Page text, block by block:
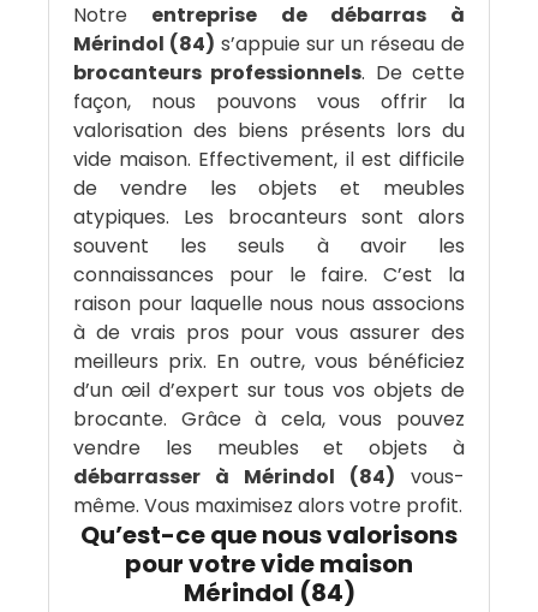
Notre entreprise de débarras à
Mérindol (84) s’appuie sur un réseau de
brocanteurs professionnels. De cette
façon, nous pouvons vous offrir la
valorisation des biens présents lors du
vide maison. Effectivement, il est difficile
de vendre les objets et meubles
atypiques. Les brocanteurs sont alors
souvent les seuls à avoir les
connaissances pour le faire. C’est la
raison pour laquelle nous nous associons
à de vrais pros pour vous assurer des
meilleurs prix. En outre, vous bénéficiez
d’un œil d’expert sur tous vos objets de
brocante. Grâce à cela, vous pouvez
vendre les meubles et objets à
débarrasser à Mérindol (84) vous-
même. Vous maximisez alors votre profit.
Qu’est-ce que nous valorisons
pour votre vide maison
Mérindol (84)